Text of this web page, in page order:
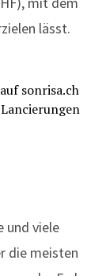
lässt.
und viele
die meisten